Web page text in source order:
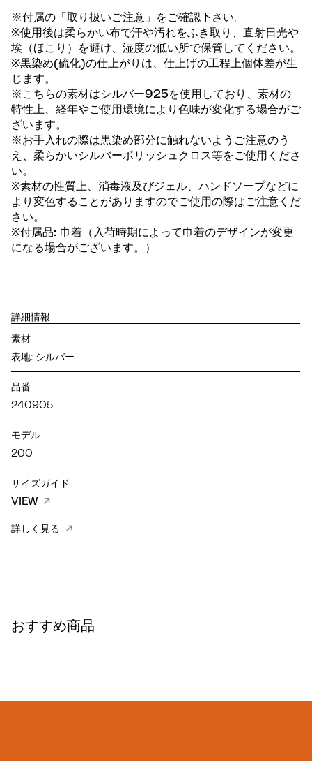
※付属の「取り扱いご注意」をご確認下さい。
※使用後は柔らかい布で汗や汚れをふき取り、直射日光や
埃（ほこり）を避け、湿度の低い所で保管してください。
※黒染め(硫化)の仕上がりは、仕上げの工程上個体差が生
じます。
※こちらの素材はシルバー925を使用しており、素材の
特性上、経年やご使用環境により色味が変化する場合がご
ざいます。
※お手入れの際は黒染め部分に触れないようご注意のう
え、柔らかいシルバーポリッシュクロス等をご使用くださ
い。
※素材の性質上、消毒液及びジェル、ハンドソープなどに
より変色することがありますのでご使用の際はご注意くだ
さい。
※付属品: 巾着（入荷時期によって巾着のデザインが変更
になる場合がございます。）
詳細情報
素材
表地: シルバー
品番
240905
モデル
200
サイズガイド
VIEW
詳しく見る
おすすめ商品